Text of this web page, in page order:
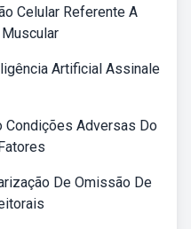
Celular Referente A
Artificial Assinale
Condições Adversas Do
De Omissão De